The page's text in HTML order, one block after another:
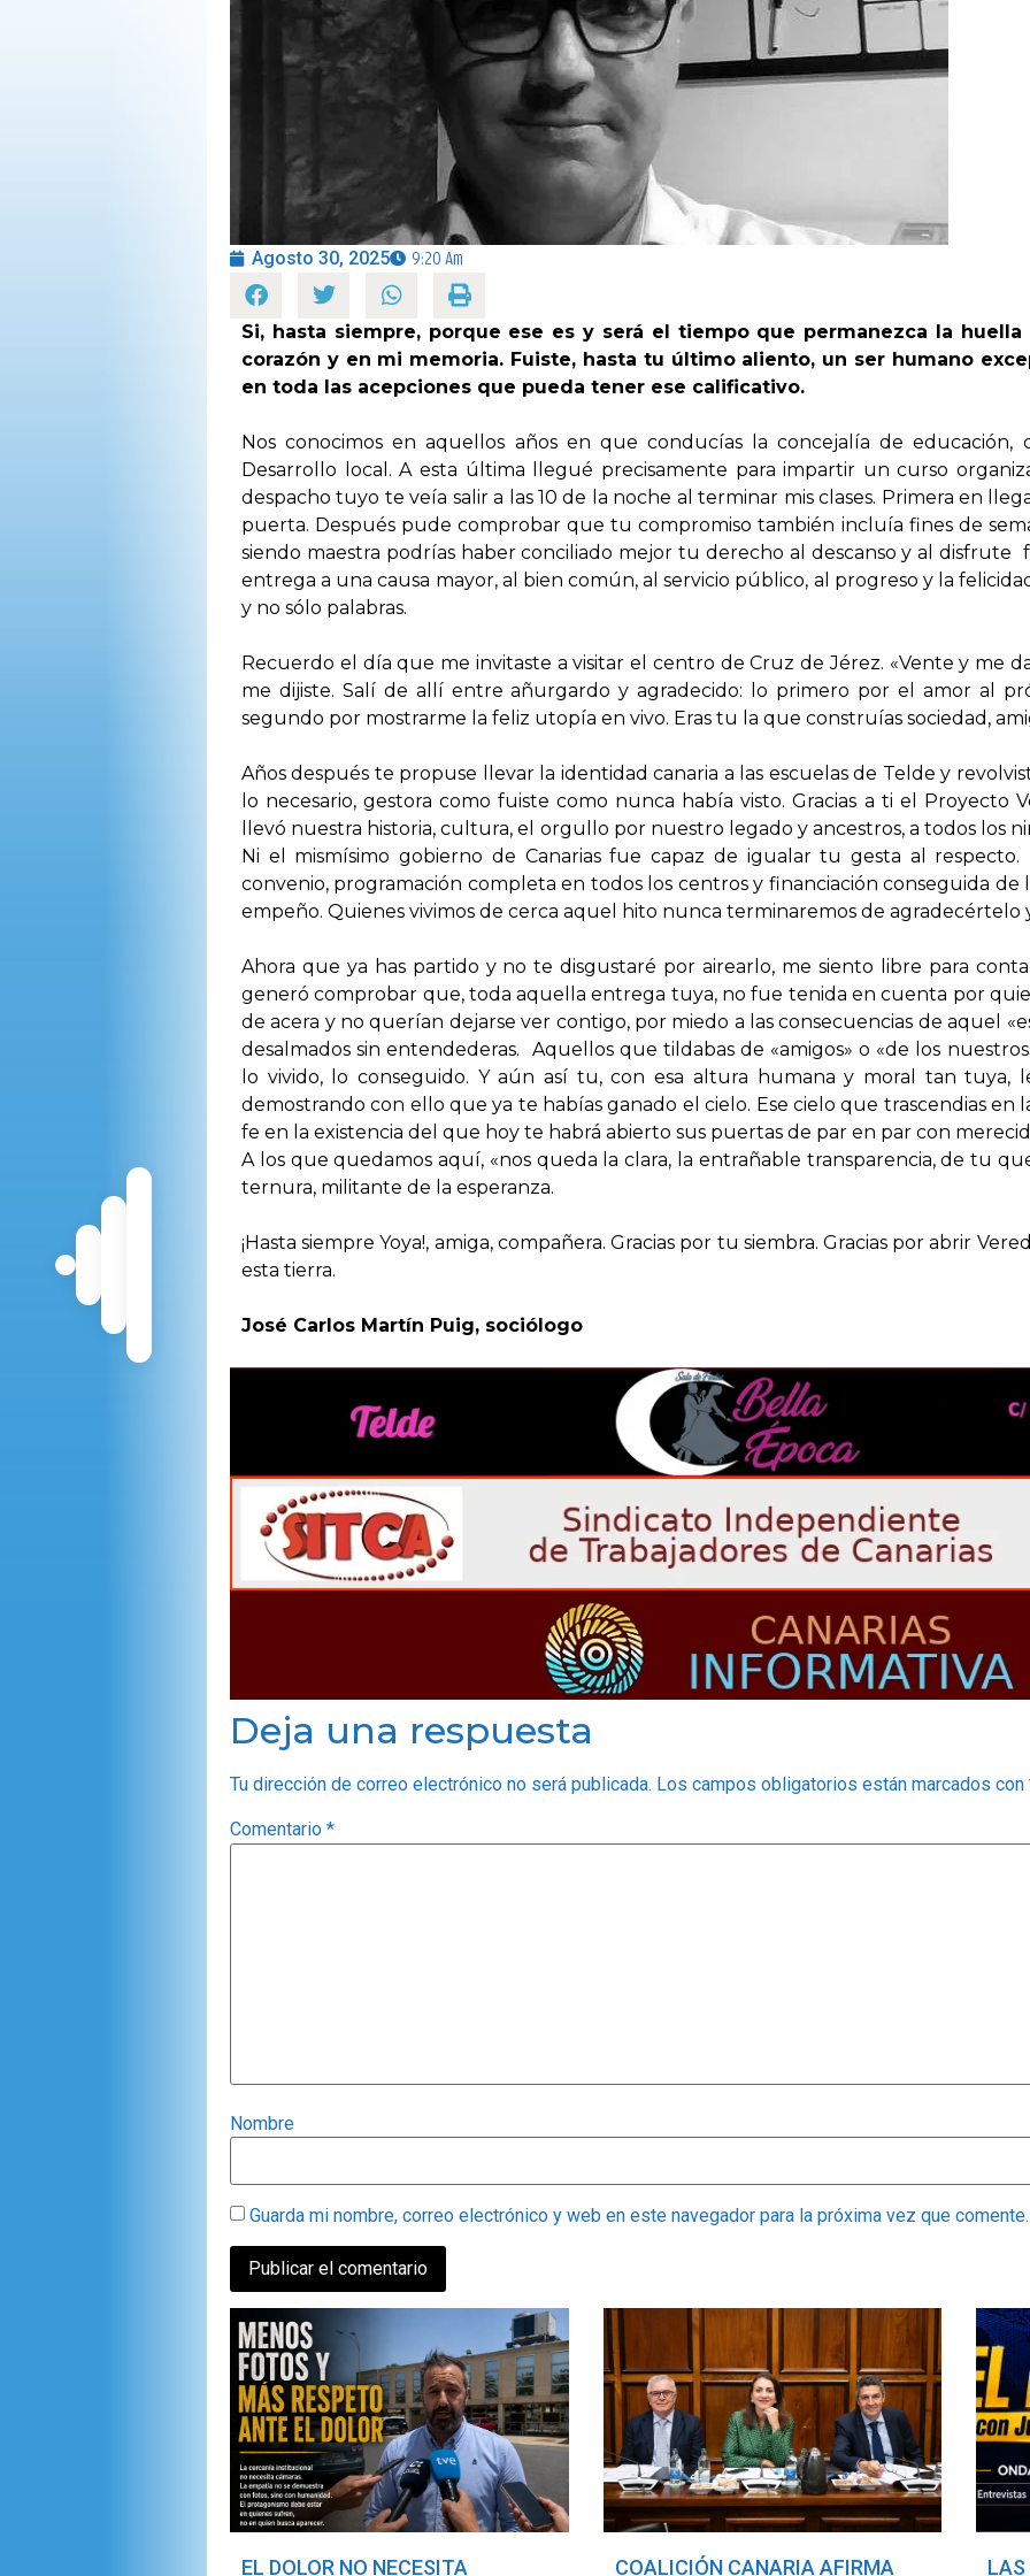
Agosto 30, 2025 9:20 Am
Si, hasta siempre, porque ese es y será el tiempo que permanezca la
corazón y en mi memoria. Fuiste, hasta tu último aliento, un ser humano
en toda las acepciones que pueda tener ese calificativo.
Nos conocimos en aquellos años en que conducías la concejalía de
Desarrollo local. A esta última llegué precisamente para impartir un curso
despacho tuyo te veía salir a las 10 de la noche al terminar mis clases. Primera en
puerta. Después pude comprobar que tu compromiso también incluía fines de
siendo maestra podrías haber conciliado mejor tu derecho al descanso y al disfrute
entrega a una causa mayor, al bien común, al servicio público, al progreso y la
y no sólo palabras.
Recuerdo el día que me invitaste a visitar el centro de Cruz de Jérez. «Vente y me
me dijiste. Salí de allí entre añurgardo y agradecido: lo primero por el amor al
segundo por mostrarme la feliz utopía en vivo. Eras tu la que construías sociedad,
Años después te propuse llevar la identidad canaria a las escuelas de Telde y
lo necesario, gestora como fuiste como nunca había visto. Gracias a ti el Proyecto
llevó nuestra historia, cultura, el orgullo por nuestro legado y ancestros, a todos los
Ni el mismísimo gobierno de Canarias fue capaz de igualar tu gesta al
convenio, programación completa en todos los centros y financiación conseguida de
empeño. Quienes vivimos de cerca aquel hito nunca terminaremos de agradecértelo
Ahora que ya has partido y no te disgustaré por airearlo, me siento libre para
generó comprobar que, toda aquella entrega tuya, no fue tenida en cuenta por
de acera y no querían dejarse ver contigo, por miedo a las consecuencias de aquel
desalmados sin entendederas. Aquellos que tildabas de «amigos» o «de los
lo vivido, lo conseguido. Y aún así tu, con esa altura humana y moral tan tuya,
demostrando con ello que ya te habías ganado el cielo. Ese cielo que trascendias en
fe en la existencia del que hoy te habrá abierto sus puertas de par en par con
A los que quedamos aquí, «nos queda la clara, la entrañable transparencia, de tu
ternura, militante de la esperanza.
¡Hasta siempre Yoya!, amiga, compañera. Gracias por tu siembra. Gracias por abrir
esta tierra.
José Carlos Martín Puig, sociólogo
Deja una respuesta
Tu dirección de correo electrónico no será publicada. Los campos obligatorios están marcados con
Comentario *
Nombre
Guarda mi nombre, correo electrónico y web en este navegador para la próxima vez que comente.
EL DOLOR NO NECESITA COALICIÓN CANARIA AFIRMA LAS